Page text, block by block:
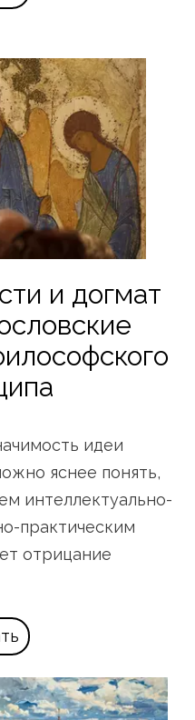
и догмат
идеи
яснее понять,
интеллектуально-
практическим
отрицание